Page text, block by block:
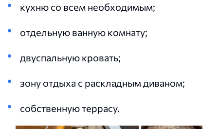
кухню со всем необходимым;
отдельную ванную комнату;
двуспальную кровать;
зону отдыха с раскладным диваном;
собственную террасу.